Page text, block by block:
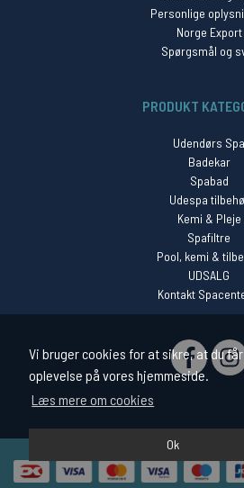
Vi bruger cookies for at sikre, at du
oplevelse på vores hjemmeside.
Læs mere om cookies
Ok
Personlige
Norge Export
Spørgsmål og
PRODUKT
Udendørs Spa
Badekar
Spabad
Udespa
Kemi & Pleje
Spafiltre
Pool, kemi &
UDSALG
Kontakt
SOCIAL